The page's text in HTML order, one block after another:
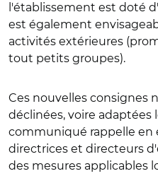
l'établissement est doté
est également
activités extérieures
tout petits groupes).
Ces nouvelles consignes
déclinées, voire adaptées
communiqué rappelle en
directrices et directeurs
des mesures applicables